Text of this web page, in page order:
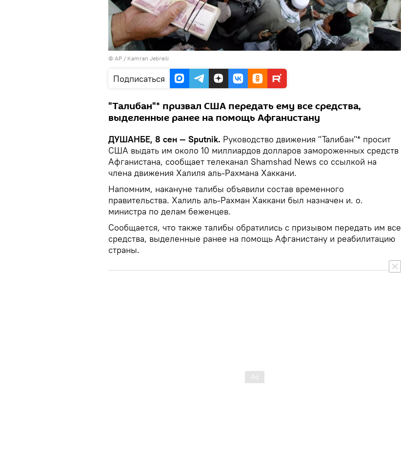
© AP / Kamran Jebreili
Подписаться
"Талибан"* призвал США передать ему все средства,
выделенные ранее на помощь Афганистану
ДУШАНБЕ, 8 сен — Sputnik. Руководство движения "Талибан"* просит
США выдать им около 10 миллиардов долларов замороженных средств
Афганистана, сообщает телеканал Shamshad News со ссылкой на
члена движения Халиля аль-Рахмана Хаккани.
Напомним, накануне талибы объявили состав временного
правительства. Халиль аль-Рахман Хаккани был назначен и. о.
министра по делам беженцев.
Сообщается, что также талибы обратились с призывом передать им все
средства, выделенные ранее на помощь Афганистану и реабилитацию
страны.